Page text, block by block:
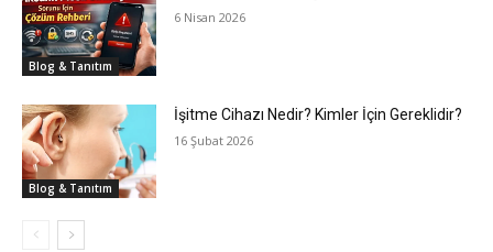
Blog & Tanıtım
6 Nisan 2026
Blog & Tanıtım
İşitme Cihazı Nedir? Kimler İçin Gereklidir?
16 Şubat 2026